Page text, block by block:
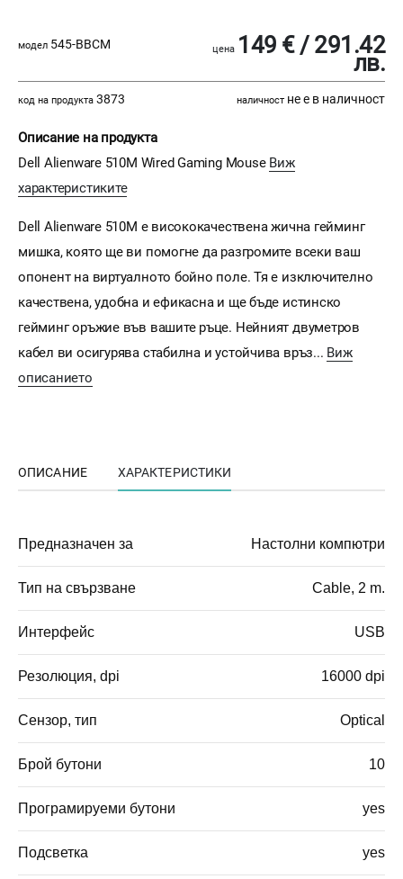
модел 545-BBCM цена 149 € / 291.42
лв.
код на продукта 3873 наличност не е в наличност
Описание на продукта
Dell Alienware 510M Wired Gaming Mouse Виж
характеристиките
Dell Alienware 510M е висококачествена жична гейминг
мишка, която ще ви помогне да разгромите всеки ваш
опонент на виртуалното бойно поле. Тя е изключително
качествена, удобна и ефикасна и ще бъде истинско
гейминг оръжие във вашите ръце. Нейният двуметров
кабел ви осигурява стабилна и устойчива връз... Виж
описанието
ОПИСАНИЕ ХАРАКТЕРИСТИКИ
Предназначен за Настолни компютри
Тип на свързване Cable, 2 m.
Интерфейс USB
Резолюция, dpi 16000 dpi
Сензор, тип Optical
Брой бутони 10
Програмируеми бутони yes
Подсветка yes